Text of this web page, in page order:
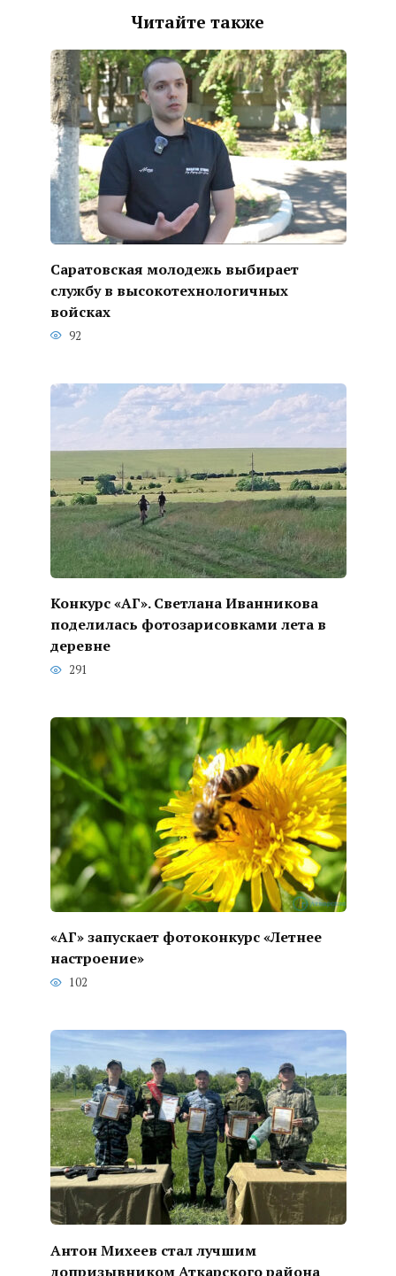
Читайте также
Саратовская молодежь выбирает
службу в высокотехнологичных
войсках
92
Конкурс «АГ». Светлана Иванникова
поделилась фотозарисовками лета в
деревне
291
«АГ» запускает фотоконкурс «Летнее
настроение»
102
Антон Михеев стал лучшим
допризывником Аткарского района